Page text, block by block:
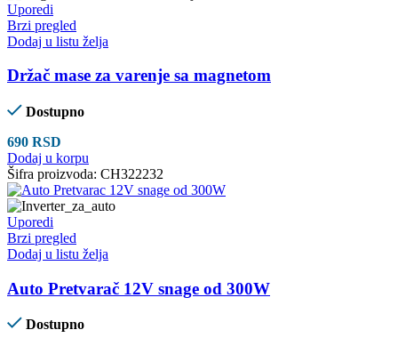
Uporedi
Brzi pregled
Dodaj u listu želja
Držač mase za varenje sa magnetom
Dostupno
690 RSD
Dodaj u korpu
Šifra proizvoda: CH322232
Uporedi
Brzi pregled
Dodaj u listu želja
Auto Pretvarač 12V snage od 300W
Dostupno